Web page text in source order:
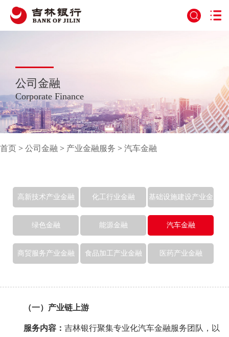
公司金融
Corporate Finance
首页 > 公司金融 > 产业金融服务 > 汽车金融
高新技术产业金融 化工行业金融 基础设施建设产业金
融
绿色金融
能源金融 汽车金融
商贸服务产业金融 食品加工产业金融 医药产业金融
（一）产业链上游
服务内容：吉林银行聚集专业化汽车金融服务团队，以